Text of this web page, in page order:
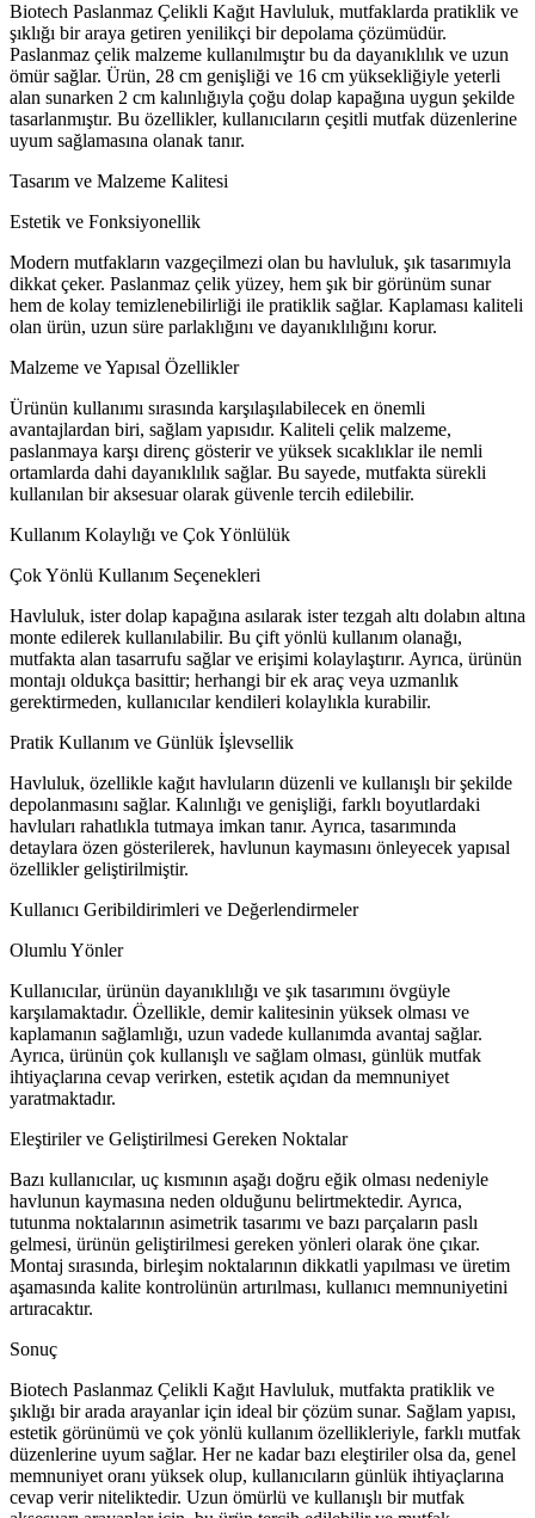
Biotech Paslanmaz Çelikli Kağıt Havluluk, mutfaklarda pratiklik ve
şıklığı bir araya getiren yenilikçi bir depolama çözümüdür.
Paslanmaz çelik malzeme kullanılmıştır bu da dayanıklılık ve uzun
ömür sağlar. Ürün, 28 cm genişliği ve 16 cm yüksekliğiyle yeterli
alan sunarken 2 cm kalınlığıyla çoğu dolap kapağına uygun şekilde
tasarlanmıştır. Bu özellikler, kullanıcıların çeşitli mutfak düzenlerine
uyum sağlamasına olanak tanır.
Tasarım ve Malzeme Kalitesi
Estetik ve Fonksiyonellik
Modern mutfakların vazgeçilmezi olan bu havluluk, şık tasarımıyla
dikkat çeker. Paslanmaz çelik yüzey, hem şık bir görünüm sunar
hem de kolay temizlenebilirliği ile pratiklik sağlar. Kaplaması kaliteli
olan ürün, uzun süre parlaklığını ve dayanıklılığını korur.
Malzeme ve Yapısal Özellikler
Ürünün kullanımı sırasında karşılaşılabilecek en önemli
avantajlardan biri, sağlam yapısıdır. Kaliteli çelik malzeme,
paslanmaya karşı direnç gösterir ve yüksek sıcaklıklar ile nemli
ortamlarda dahi dayanıklılık sağlar. Bu sayede, mutfakta sürekli
kullanılan bir aksesuar olarak güvenle tercih edilebilir.
Kullanım Kolaylığı ve Çok Yönlülük
Çok Yönlü Kullanım Seçenekleri
Havluluk, ister dolap kapağına asılarak ister tezgah altı dolabın altına
monte edilerek kullanılabilir. Bu çift yönlü kullanım olanağı,
mutfakta alan tasarrufu sağlar ve erişimi kolaylaştırır. Ayrıca, ürünün
montajı oldukça basittir; herhangi bir ek araç veya uzmanlık
gerektirmeden, kullanıcılar kendileri kolaylıkla kurabilir.
Pratik Kullanım ve Günlük İşlevsellik
Havluluk, özellikle kağıt havluların düzenli ve kullanışlı bir şekilde
depolanmasını sağlar. Kalınlığı ve genişliği, farklı boyutlardaki
havluları rahatlıkla tutmaya imkan tanır. Ayrıca, tasarımında
detaylara özen gösterilerek, havlunun kaymasını önleyecek yapısal
özellikler geliştirilmiştir.
Kullanıcı Geribildirimleri ve Değerlendirmeler
Olumlu Yönler
Kullanıcılar, ürünün dayanıklılığı ve şık tasarımını övgüyle
karşılamaktadır. Özellikle, demir kalitesinin yüksek olması ve
kaplamanın sağlamlığı, uzun vadede kullanımda avantaj sağlar.
Ayrıca, ürünün çok kullanışlı ve sağlam olması, günlük mutfak
ihtiyaçlarına cevap verirken, estetik açıdan da memnuniyet
yaratmaktadır.
Eleştiriler ve Geliştirilmesi Gereken Noktalar
Bazı kullanıcılar, uç kısmının aşağı doğru eğik olması nedeniyle
havlunun kaymasına neden olduğunu belirtmektedir. Ayrıca,
tutunma noktalarının asimetrik tasarımı ve bazı parçaların paslı
gelmesi, ürünün geliştirilmesi gereken yönleri olarak öne çıkar.
Montaj sırasında, birleşim noktalarının dikkatli yapılması ve üretim
aşamasında kalite kontrolünün artırılması, kullanıcı memnuniyetini
artıracaktır.
Sonuç
Biotech Paslanmaz Çelikli Kağıt Havluluk, mutfakta pratiklik ve
şıklığı bir arada arayanlar için ideal bir çözüm sunar. Sağlam yapısı,
estetik görünümü ve çok yönlü kullanım özellikleriyle, farklı mutfak
düzenlerine uyum sağlar. Her ne kadar bazı eleştiriler olsa da, genel
memnuniyet oranı yüksek olup, kullanıcıların günlük ihtiyaçlarına
cevap verir niteliktedir. Uzun ömürlü ve kullanışlı bir mutfak